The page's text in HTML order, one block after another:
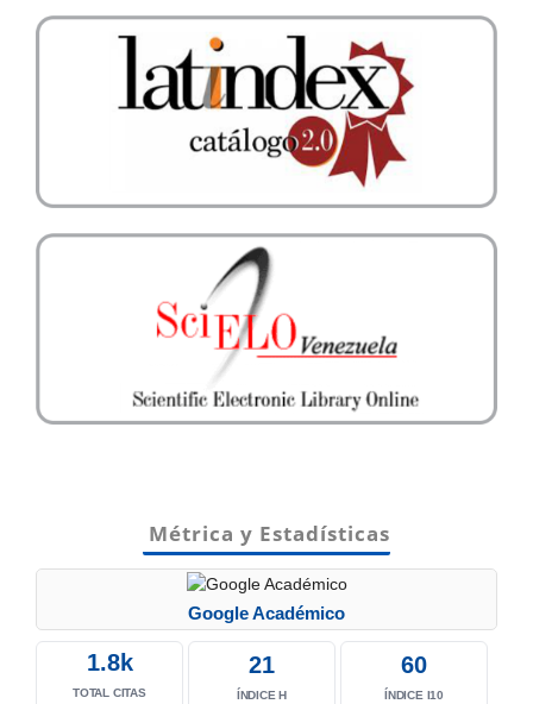
Métrica y Estadísticas
Google Académico
1.8k
TOTAL CITAS
21
ÍNDICE H
60
ÍNDICE I10